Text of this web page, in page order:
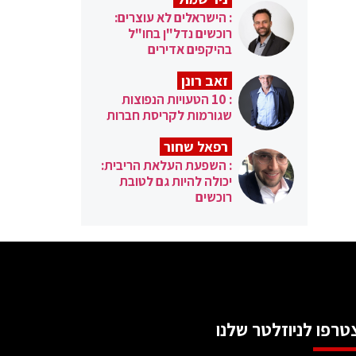
: הישראלים לא עוצרים:
רוכשים נדל"ן בחו"ל
בהיקפים אדירים
זאב רונן
: 10 הטעויות הנפוצות
שגורמות לקריסת חברות
רפאל שחור
: השפעת העלאת הריבית:
יכולה להיות גם לטובת
רוכשים
לניוזלטר שלנו